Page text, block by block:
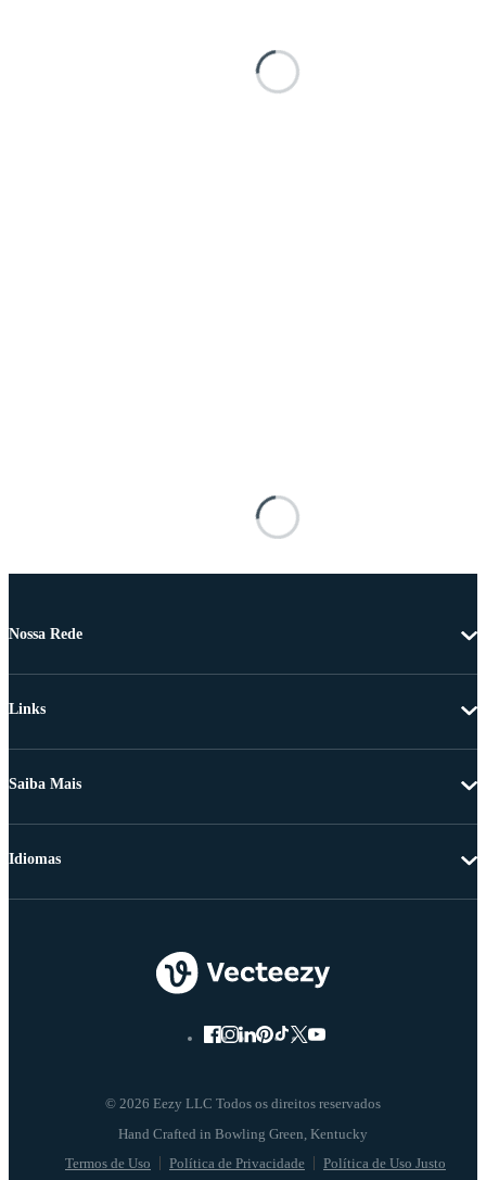
Nossa Rede
Links
Saiba Mais
© 2026 Eezy LLC Todos os direitos reservados
Termos de Uso Política de Privacidade Política de Uso Justo
Idiomas